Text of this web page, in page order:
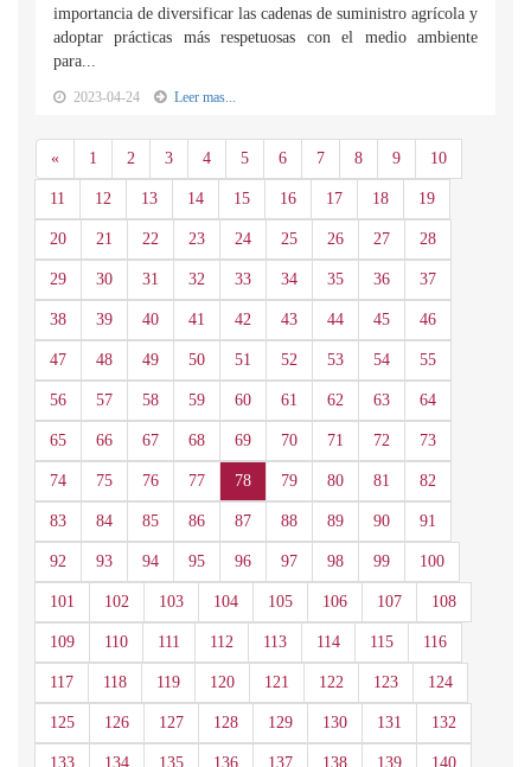
importancia de diversificar las cadenas de suministro agrícola y
adoptar prácticas más respetuosas con el medio ambiente
para...
2023-04-24 Leer mas...
«Anterior
1 2 3 4 5 6 7 8 9 10
11 12 13 14 15 16 17 18 19
20 21 22 23 24 25 26 27 28
29 30 31 32 33 34 35 36 37
38 39 40 41 42 43 44 45 46
47 48 49 50 51 52 53 54 55
56 57 58 59 60 61 62 63 64
65 66 67 68 69 70 71 72 73
74 75 76 77 78 79 80 81 82
83 84 85 86 87 88 89 90 91
92 93 94 95 96 97 98 99 100
101 102 103 104 105 106 107 108
109 110 111 112 113 114 115 116
117 118 119 120 121 122 123 124
125 126 127 128 129 130 131 132
133 134 135 136 137 138 139 140